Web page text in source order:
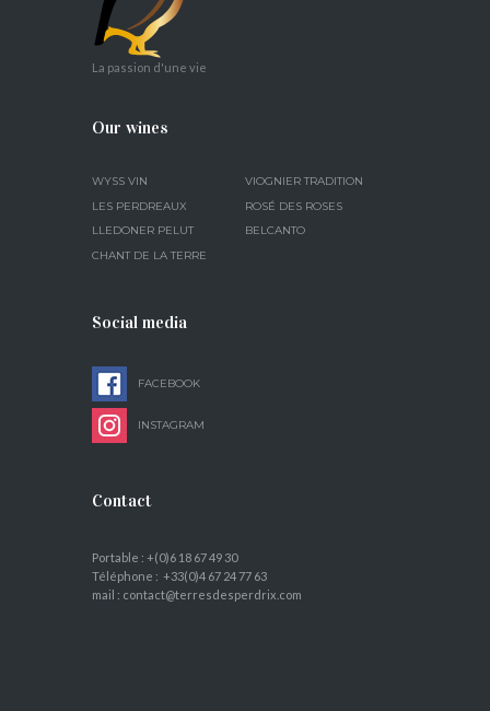
La passion d'une vie
Our wines
WYSS VIN
VIOGNIER TRADITION
LES PERDREAUX
ROSÉ DES ROSES
LLEDONER PELUT
BELCANTO
CHANT DE LA TERRE
Social media
FACEBOOK
INSTAGRAM
Contact
Portable : +(0)6 18 67 49 30
Téléphone : +33(0)4 67 24 77 63
mail : contact@terresdesperdrix.com